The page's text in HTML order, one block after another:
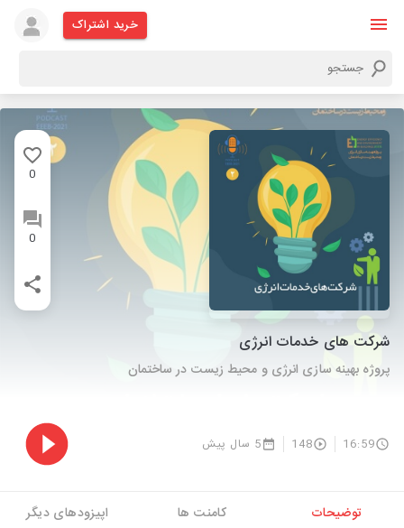
خرید اشتراک
0
0
شرکت های خدمات انرژی
پروژه بهینه سازی انرژی و محیط زیست در ساختمان
16:59
148 5 سال پیش
توضیحات کامنت ها اپیزودهای دیگر